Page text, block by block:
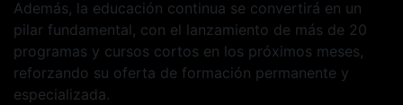
Además, la educación continua se convertirá en un
pilar fundamental, con el lanzamiento de más de 20
programas y cursos cortos en los próximos meses,
reforzando su oferta de formación permanente y
especializada.